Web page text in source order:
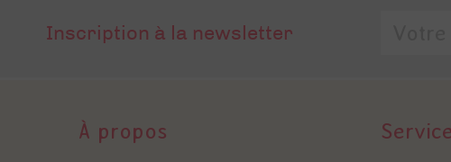
Inscription à la newsletter
À propos